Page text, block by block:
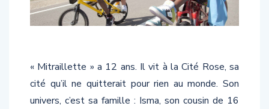
« Mitraillette » a 12 ans. Il vit à la Cité Rose, sa
cité qu’il ne quitterait pour rien au monde. Son
univers, c’est sa famille : Isma, son cousin de 16